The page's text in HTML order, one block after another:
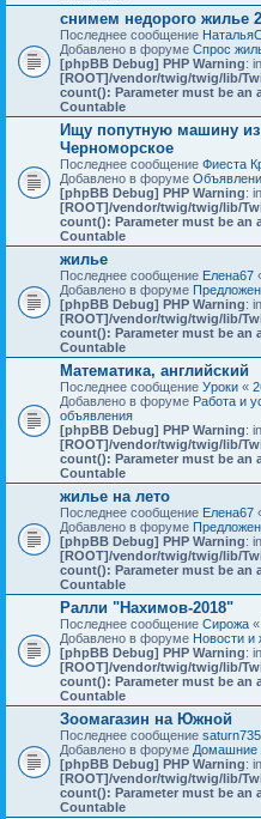
снимем недорого жилье
Последнее сообщение
Добавлено в форуме Спрос
[phpBB Debug] PHP Warning:
[ROOT]/vendor/twig/twig/lib/
count(): Parameter must be an
Countable
Ищу попутную машину
Черноморское
Последнее сообщение Фиеста
Добавлено в форуме
[phpBB Debug] PHP Warning:
[ROOT]/vendor/twig/twig/lib/
count(): Parameter must be an
Countable
жилье
Последнее сообщение Елена67
Добавлено в форуме
[phpBB Debug] PHP Warning:
[ROOT]/vendor/twig/twig/lib/
count(): Parameter must be an
Countable
Математика, английский
Последнее сообщение Уроки «
Добавлено в форуме Работа и
объявления
[phpBB Debug] PHP Warning:
[ROOT]/vendor/twig/twig/lib/
count(): Parameter must be an
Countable
жилье на лето
Последнее сообщение Елена67
Добавлено в форуме
[phpBB Debug] PHP Warning:
[ROOT]/vendor/twig/twig/lib/
count(): Parameter must be an
Countable
Ралли "Нахимов-2018"
Последнее сообщение Сирожа «
Добавлено в форуме Новости и
[phpBB Debug] PHP Warning:
[ROOT]/vendor/twig/twig/lib/
count(): Parameter must be an
Countable
Зоомагазин на Южной
Последнее сообщение saturn735
Добавлено в форуме Домашние
[phpBB Debug] PHP Warning:
[ROOT]/vendor/twig/twig/lib/
count(): Parameter must be an
Countable